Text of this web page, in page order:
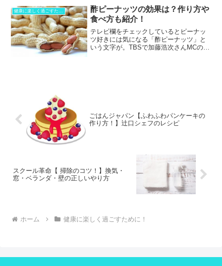
こしたりとか独り身の私にはできない！
でも幸福感が欲しい、だ...
酢ピーナッツの効果は？作り方や
食べ方も紹介！
テレビ欄をチェックしているとピーナッ
ツ好きには気になる「酢ピーナッツ」と
いう文字が。TBSで加藤浩次さんMCの
ごはんジャパン【ふわふわパンケーキの
作り方！】辻口シェフのレシピ
スクール革命【 掃除のコツ！】換気・
窓・ベランダ・壁の正しいやり方
ホーム 健康に楽しく過ごすために！